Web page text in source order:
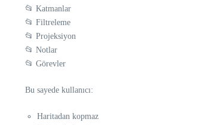
📂 Katmanlar
📂 Filtreleme
📂 Projeksiyon
📂 Notlar
📂 Görevler
Bu sayede kullanıcı:
Haritadan kopmaz